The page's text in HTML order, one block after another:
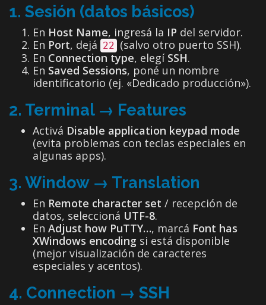
1. Sesión (datos básicos)
En Host Name, ingresá la IP del servidor.
En Port, dejá 22 (salvo otro puerto SSH).
En Connection type, elegí SSH.
En Saved Sessions, poné un nombre
identificatorio (ej. «Dedicado producción»).
2. Terminal → Features
Activá Disable application keypad mode
(evita problemas con teclas especiales en
algunas apps).
3. Window → Translation
En Remote character set / recepción de
datos, seleccioná UTF-8.
En Adjust how PuTTY…, marcá Font has
XWindows encoding si está disponible
(mejor visualización de caracteres
especiales y acentos).
4. Connection → SSH